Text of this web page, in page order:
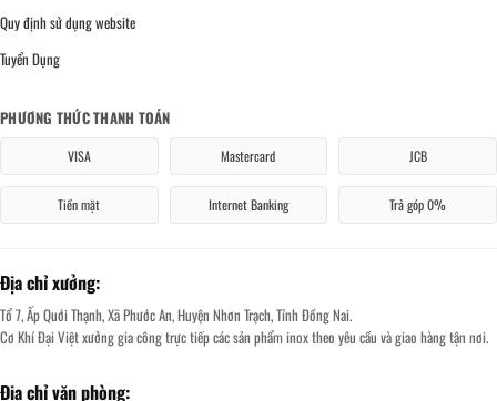
Quy định sử dụng website
Tuyển Dụng
PHƯƠNG THỨC THANH TOÁN
VISA Mastercard JCB
Tiền mặt Internet Banking Trả góp 0%
Địa chỉ xưởng:
Tổ 7, Ấp Quới Thạnh, Xã Phước An, Huyện Nhơn Trạch, Tỉnh Đồng Nai.
Cơ Khí Đại Việt xưởng gia công trực tiếp các sản phẩm inox theo yêu cầu và giao hàng tận nơi.
Địa chỉ văn phòng: